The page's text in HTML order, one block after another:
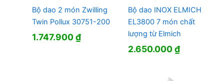
Bộ dao 2 món Zwilling
Twin Pollux 30751-200
1.747.900₫
Bộ dao INOX ELMICH
EL3800 7 món chất
lượng từ Elmich
2.650.000₫